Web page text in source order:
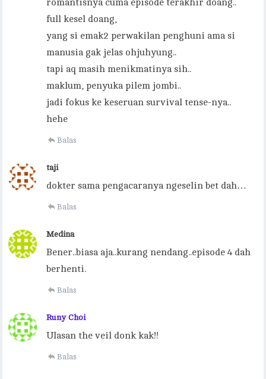
romantisnya cuma episode terakhir doang..
full kesel doang,
yang si emak2 perwakilan penghuni ama si
manusia gak jelas ohjuhyung..
tapi aq masih menikmatinya sih..
maklum, penyuka pilem jombi..
jadi fokus ke keseruan survival tense-nya..
hehe
Balas
taji
dokter sama pengacaranya ngeselin bet dah…
Balas
Medina
Bener..biasa aja..kurang nendang..episode 4 dah
berhenti.
Balas
Runy Choi
Ulasan the veil donk kak!!
Balas